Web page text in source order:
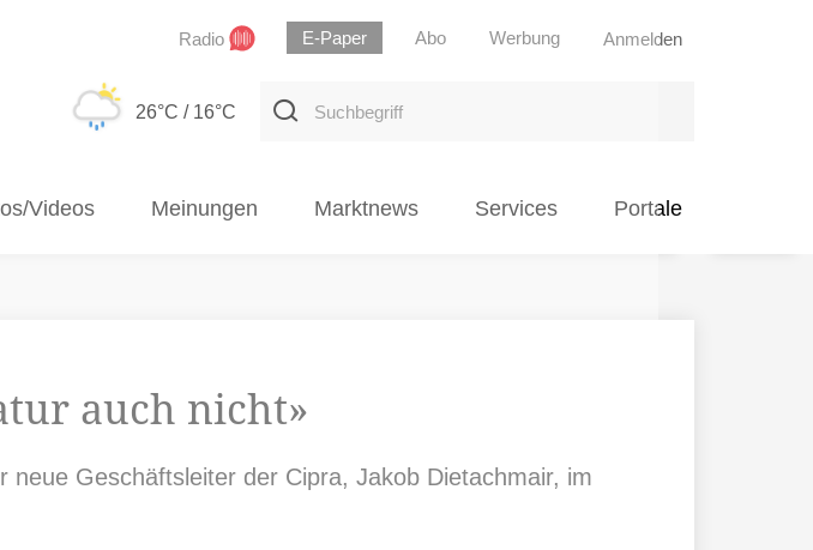
Radio E-Paper Abo Werbung Anmelden
26°C / 16°C
Suchbegriff
Videos Meinungen Marktnews Services Portale
auch nicht»
Geschäftsleiter der Cipra, Jakob Dietachmair, im